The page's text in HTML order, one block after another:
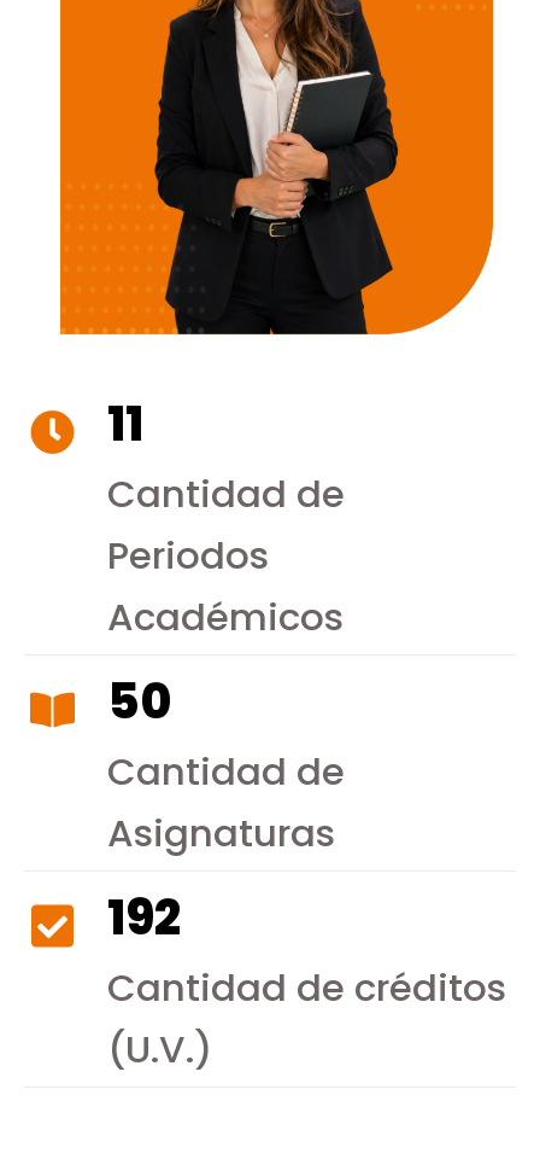
11
Cantidad de
Periodos
Académicos
50
Cantidad de
Asignaturas
192
Cantidad de créditos
(U.V.)